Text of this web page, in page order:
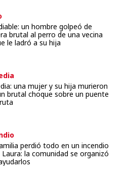
un hombre golpeó de
brutal al perro de una vecina
le ladró a su hija
una mujer y su hija murieron
brutal choque sobre un puente
perdió todo en un incendio
Laura: la comunidad se organizó